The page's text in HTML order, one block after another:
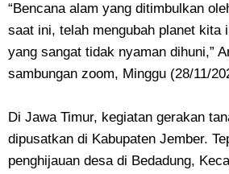
“Bencana alam yang ditimbulkan
saat ini, telah mengubah planet kita
yang sangat tidak nyaman dihuni,”
sambungan zoom, Minggu (28/11/
Di Jawa Timur, kegiatan gerakan
dipusatkan di Kabupaten Jember.
penghijauan desa di Bedadung,